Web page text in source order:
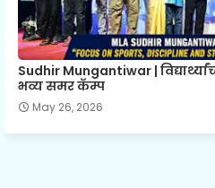
Sudhir Mungantiwar |
भव्य समर कॅम्प
May 26, 2026